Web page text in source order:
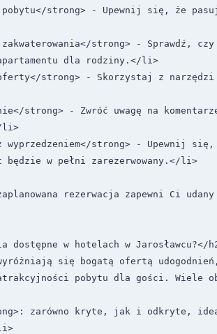
strong> - Upewnij się, że
strong> - Sprawdź,
apartamentu dla rodziny.</li>
strong> - Skorzystaj z narzędzi
strong> - Zwróć uwagę na
li>
strong> - Upewnij się,
w pełni zarezerwowany.</li>
rezerwacja zapewni Ci
dostępne w hotelach w Jarosławcu?</
wyróżniają się bogatą ofertą
pobytu dla gości. Wiele
zarówno kryte, jak i odkryte,